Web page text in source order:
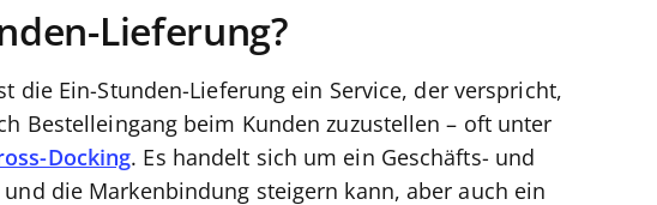
Lieferung?
die Ein-Stunden-Lieferung ein Service, der verspricht,
Bestelleingang beim Kunden zuzustellen – oft unter
Docking. Es handelt sich um ein Geschäfts- und
die Markenbindung steigern kann, aber auch ein